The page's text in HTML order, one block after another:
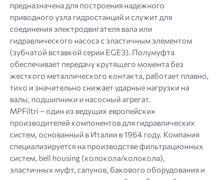
предназначена для построения надежного
приводного узла гидростанций и служит для
соединения электродвигателя вала или
гидравлического насоса с эластичным элементом
(зубчатой ​​вставкой серии EGE3). Полумуфта
обеспечивает передачу крутящего момента без
жесткого металлического контакта, работает плавно,
тихо и значительно снижает ударные нагрузки на
валы, подшипники и насосный агрегат.
MPFiltri – один из ведущих европейских
производителей компонентов для гидравлических
систем, основанный в Италии в 1964 году. Компания
специализируется на производстве фильтрационных
систем, bell housing (колокола/колокола),
эластичных муфт, сапунов, бакового оборудования и